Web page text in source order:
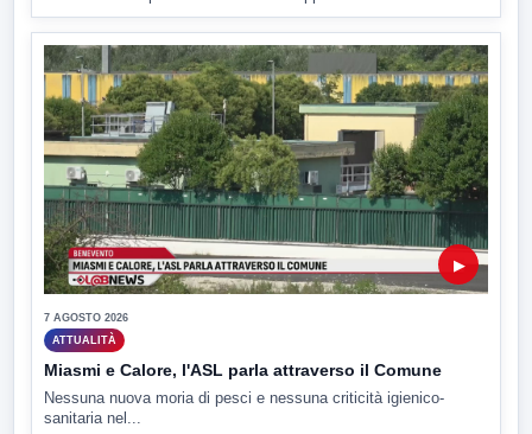
▶
7 AGOSTO 2026
ATTUALITÀ
Miasmi e Calore, l'ASL parla attraverso il Comune
Nessuna nuova moria di pesci e nessuna criticità igienico-
sanitaria nel...